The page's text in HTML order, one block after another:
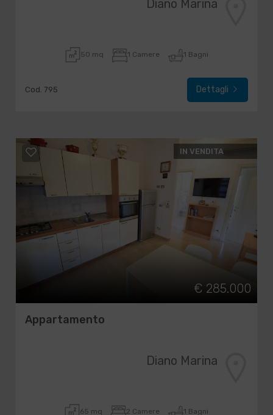
Diano Marina
50 mq 1 Camere 1 Bagni
Cod. 795 Dettagli
IN VENDITA
€ 285.000
Appartamento
Diano Marina
65 mq 2 Camere 1 Bagni